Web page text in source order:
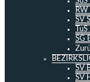
RW
SV
SG
SV
SV